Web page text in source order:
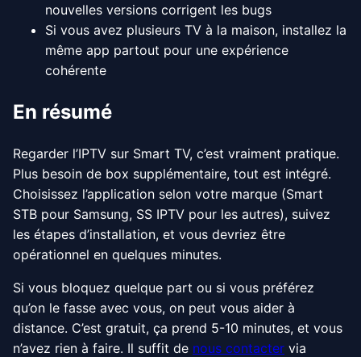
nouvelles versions corrigent les bugs
Si vous avez plusieurs TV à la maison, installez la
même app partout pour une expérience
cohérente
En résumé
Regarder l’IPTV sur Smart TV, c’est vraiment pratique.
Plus besoin de box supplémentaire, tout est intégré.
Choisissez l’application selon votre marque (Smart
STB pour Samsung, SS IPTV pour les autres), suivez
les étapes d’installation, et vous devriez être
opérationnel en quelques minutes.
Si vous bloquez quelque part ou si vous préférez
qu’on le fasse avec vous, on peut vous aider à
distance. C’est gratuit, ça prend 5-10 minutes, et vous
n’avez rien à faire. Il suffit de nous contacter via